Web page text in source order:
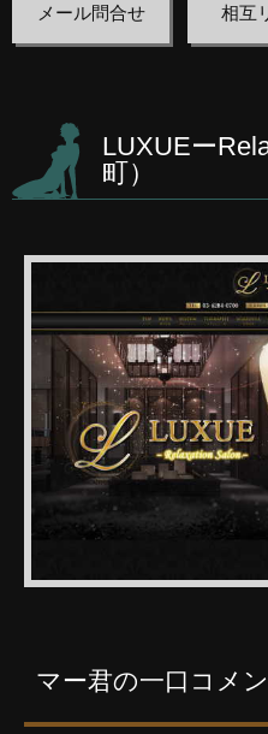
メール問合せ 相互
LUXUEー
町）
マー君の一口コメ